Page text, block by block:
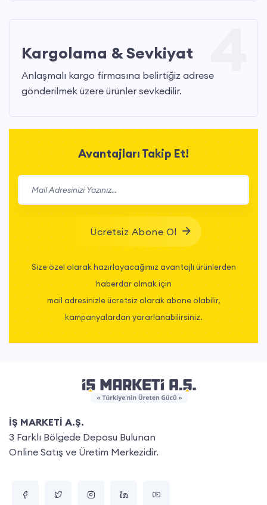
Kargolama & Sevkiyat
Anlaşmalı kargo firmasına belirtiğiz adrese
gönderilmek üzere ürünler sevkedilir.
Avantajları Takip Et!
Ücretsiz Abone Ol
Size özel olarak hazırlayacağımız avantajlı ürünlerden
haberdar olmak için
mail adresinizle ücretsiz olarak abone olabilir,
kampanyalardan yararlanabilirsiniz.
İŞ MARKETİ A.Ş.
3 Farklı Bölgede Deposu Bulunan
Online Satış ve Üretim Merkezidir.